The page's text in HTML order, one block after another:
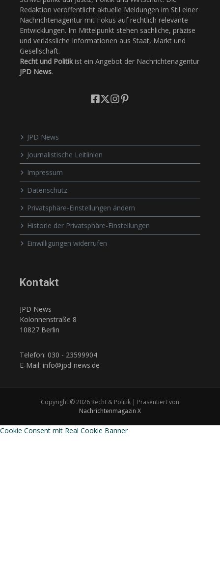
Redaktion veröffentlicht aktuelle Meldungen im Stil einer
Nachrichtenagentur mit Fokus auf rechtlich relevante
Entwicklungen. Im Mittelpunkt stehen sachliche, präzise
und verlässliche Informationen aus Staat, Markt und
Gesellschaft.
Recht und Politikist ein Angebot der Nachrichtenagentur
JPD News.
JPD News
Journalistische Leitlinien
Impressum
Datenschutz
Privatsphäre-Einstellungen ändern
Historie der Privatsphäre-Einstellungen
Einwilligungen widerrufen
Kontakt
JPD News
Kolonnenstraße 8
10827 Berlin
Telefon: 030 - 23599904
E-Mail: info@jpd-news.de
Copyright © 2026 Recht & Politik | Präsentiert von
Nachrichtenmagazin X
Cookie Consent mit Real Cookie Banner